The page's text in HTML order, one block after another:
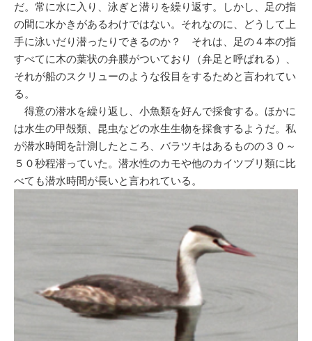
だ。常に水に入り、泳ぎと潜りを繰り返す。しかし、足の指
の間に水かきがあるわけではない。それなのに、どうして上
手に泳いだり潜ったりできるのか？ それは、足の４本の指
すべてに木の葉状の弁膜がついており（弁足と呼ばれる）、
それが船のスクリューのような役目をするためと言われてい
る。
得意の潜水を繰り返し、小魚類を好んで採食する。ほかに
は水生の甲殻類、昆虫などの水生生物を採食するようだ。私
が潜水時間を計測したところ、バラツキはあるものの３０～
５０秒程潜っていた。潜水性のカモや他のカイツブリ類に比
べても潜水時間が長いと言われている。